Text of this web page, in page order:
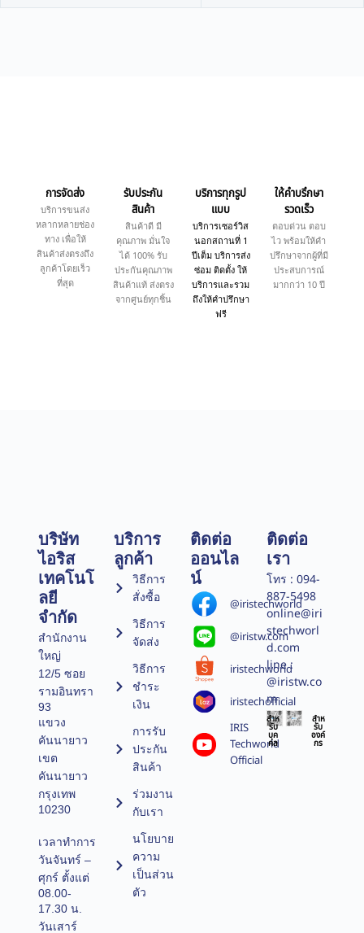
การจัดส่ง
บริการขนส่ง
หลากหลายช่อง
ทาง เพื่อให้
สินค้าส่งตรงถึง
ลูกค้าโดยเร็ว
ที่สุด
รับประกัน
สินค้า
สินค้าดี มี
คุณภาพ มั่นใจ
ได้ 100% รับ
ประกันคุณภาพ
สินค้าแท้ ส่งตรง
จากศูนย์ทุกชิ้น
บริการทุกรูป
แบบ
บริการเซอร์วิส
นอกสถานที่ 1
ปีเต็ม บริการส่ง
ซ่อม ติดตั้ง ให้
บริการและรวม
ถึงให้คำปรึกษา
ฟรี
ให้คำบรึกษา
รวดเร็ว
ตอบด่วน ตอบ
ไว พร้อมให้คำ
ปรึกษาจากผู้ที่มี
ประสบการณ์
มากกว่า 10 ปี
บริษัท
ไอริส
เทคโนโ
ลยี
จำกัด
สำนักงาน
ใหญ่
12/5 ซอย
รามอินทรา
93
แขวง
คันนายาว
เขต
คันนายาว
กรุงเทพ
10230
เวลาทำการ
วันจันทร์ –
ศุกร์ ตั้งแต่
08.00-
17.30 น.
วันเสาร์
บริการ
ลูกค้า
วิธีการ
สั่งซื้อ
วิธีการ
จัดส่ง
วิธีการ
ชำระ
เงิน
การรับ
ประกัน
สินค้า
ร่วมงาน
กับเรา
นโยบาย
ความ
เป็นส่วน
ตัว
ติดต่อ
ออนไล
น์
@iristechworld
@iristw.com
iristechworld
iristechofficial
IRIS
Techworld
Official
ติดต่อ
เรา
โทร : 094-
887-5498
online@iri
stechworl
d.com
line :
@iristw.co
m
สำห
รับ
บุค
คล
สำห
รับ
องค์
กร